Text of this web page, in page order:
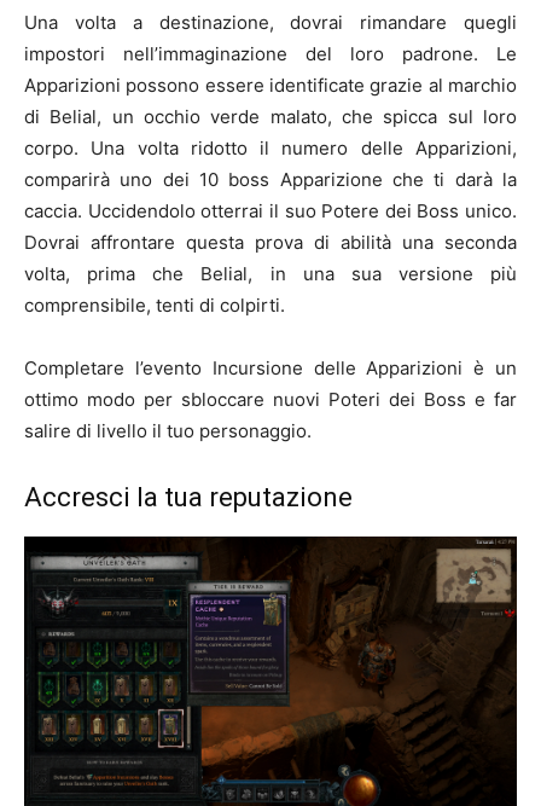
Una volta a destinazione, dovrai rimandare quegli
impostori nell’immaginazione del loro padrone. Le
Apparizioni possono essere identificate grazie al marchio
di Belial, un occhio verde malato, che spicca sul loro
corpo. Una volta ridotto il numero delle Apparizioni,
comparirà uno dei 10 boss Apparizione che ti darà la
caccia. Uccidendolo otterrai il suo Potere dei Boss unico.
Dovrai affrontare questa prova di abilità una seconda
volta, prima che Belial, in una sua versione più
comprensibile, tenti di colpirti.
Completare l’evento Incursione delle Apparizioni è un
ottimo modo per sbloccare nuovi Poteri dei Boss e far
salire di livello il tuo personaggio.
Accresci la tua reputazione